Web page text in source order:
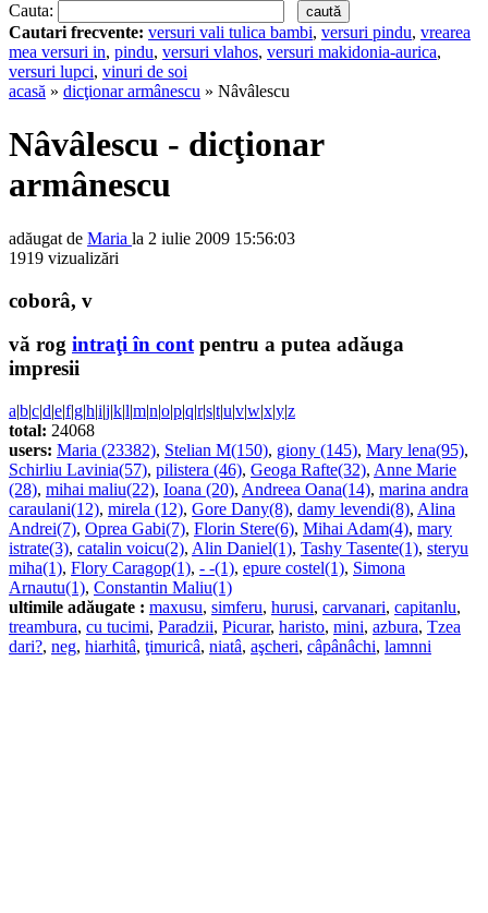
Cauta:
Cautari frecvente: versuri vali tulica bambi, versuri pindu, vrearea
mea versuri in, pindu, versuri vlahos, versuri makidonia-aurica,
versuri lupci, vinuri de soi
acasă » dicţionar armânescu » Nâvâlescu
Nâvâlescu - dicţionar
armânescu
adăugat de Maria la 2 iulie 2009 15:56:03
1919 vizualizări
coborâ, v
vă rog intraţi în contpentru a putea adăuga
impresii
a|b|c|d|e|f|g|h|i|j|k|l|m|n|o|p|q|r|s|t|u|v|w|x|y|z
total: 24068
users: Maria (23382), Stelian M(150), giony (145), Mary lena(95),
Schirliu Lavinia(57), pilistera (46), Geoga Rafte(32), Anne Marie
(28), mihai maliu(22), Ioana (20), Andreea Oana(14), marina andra
caraulani(12), mirela (12), Gore Dany(8), damy levendi(8), Alina
Andrei(7), Oprea Gabi(7), Florin Stere(6), Mihai Adam(4), mary
istrate(3), catalin voicu(2), Alin Daniel(1), Tashy Tasente(1), steryu
miha(1), Flory Caragop(1), - -(1), epure costel(1), Simona
Arnautu(1), Constantin Maliu(1)
ultimile adăugate : maxusu, simferu, hurusi, carvanari, capitanlu,
treambura, cu tucimi, Paradzii, Picurar, haristo, mini, azbura, Tzea
dari?, neg, hiarhitâ, ţimuricâ, niatâ, aşcheri, câpânâchi, lamnni